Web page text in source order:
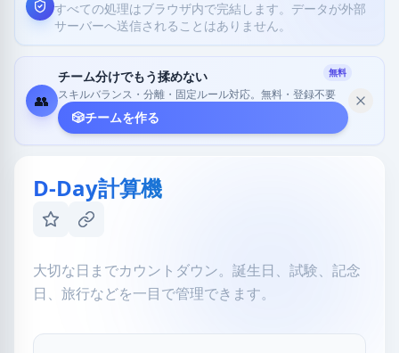
すべての処理はブラウザ内で完結します。データが外部
サーバーへ送信されることはありません。
無料
👥
チーム分けでもう揉めない
スキルバランス・分離・固定ルール対応。無料・登録不要
🎲チームを作る
D-Day計算機
大切な日までカウントダウン。誕生日、試験、記念
日、旅行などを一目で管理できます。